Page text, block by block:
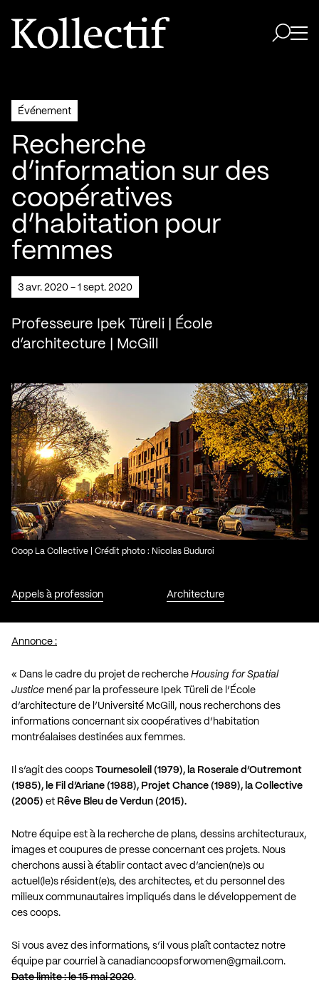
Aller à la page d'accueil
Logo Kollectif
Événement
Recherche
d’information sur des
coopératives
d’habitation pour
femmes
3 avr. 2020 - 1 sept. 2020
Professeure Ipek Türeli | École
d’architecture | McGill
Appels à profession Architecture
Coop La Collective | Crédit photo : Nicolas Buduroi
Annonce :
« Dans le cadre du projet de recherche Housing for Spatial
Justice mené par la professeure Ipek Türeli de l’École
d’architecture de l’Université McGill, nous recherchons des
informations concernant six coopératives d’habitation
montréalaises destinées aux femmes.
Il s’agit des coops Tournesoleil (1979), la Roseraie d’Outremont
(1985), le Fil d’Ariane (1988), Projet Chance (1989), la Collective
(2005) et Rêve Bleu de Verdun (2015).
Notre équipe est à la recherche de plans, dessins architecturaux,
images et coupures de presse concernant ces projets. Nous
cherchons aussi à établir contact avec d’ancien(ne)s ou
actuel(le)s résident(e)s, des architectes, et du personnel des
milieux communautaires impliqués dans le développement de
ces coops.
Si vous avez des informations, s’il vous plaît contactez notre
équipe par courriel à canadiancoopsforwomen@gmail.com.
Date limite : le 15 mai 2020.